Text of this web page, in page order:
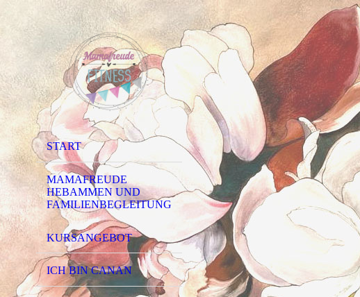
START
MAMAFREUDE
HEBAMMEN UND
FAMILIENBEGLEITUNG
KURSANGEBOT
ICH BIN CANAN